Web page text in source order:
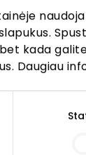
kada
Daugiau